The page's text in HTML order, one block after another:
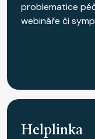
problematice
webináře či
Helplinka